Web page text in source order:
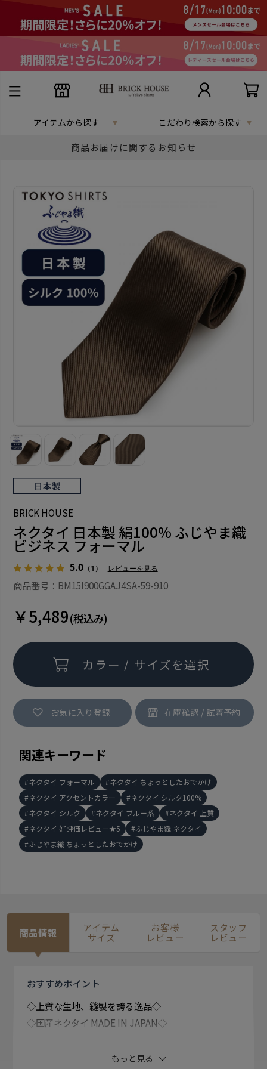
アイテムから探す こだわり検索から探す
商品お届けに関するお知らせ
BRICK HOUSE
ネクタイ 日本製 絹100% ふじやま織
ビジネス フォーマル
5.0（1） レビューを見る
商品番号：BM15I900GGAJ4SA-59-910
￥5,489(税込み)
カラー / サイズを選択
お気に入り登録
関連キーワード
ネクタイ フォーマル
ネクタイ ちょっとしたおでかけ
ネクタイ アクセントカラー
ネクタイ シルク100%
ネクタイ シルク
ネクタイ ブルー系
ネクタイ 上質
ネクタイ 好評価レビュー★5
ふじやま織 ネクタイ
ふじやま織 ちょっとしたおでかけ
商品情報 アイテム
サイズ
お客様
レビュー
スタッフ
レビュー
おすすめポイント
◇上質な生地、縫製を誇る逸品◇
◇国産ネクタイ MADE IN JAPAN◇
富士山の清らかな湧き水の恵み、富士山麓の豊かな 自
もっと見る